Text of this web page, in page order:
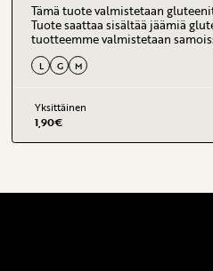
Tämä tuote valmistetaan
Tuote saattaa sisältää jäämiä
tuotteemme valmistetaan
L G M
Yksittäinen
1,90€